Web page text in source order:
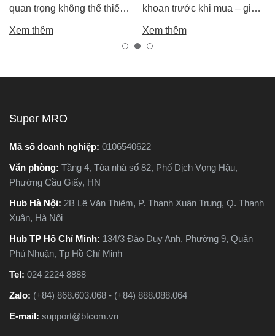
quan trọng không thể thiếu
nhiên, trên thị trường hiện
nay có hai dòng phổ biến là
bài viết này, Super MRO sẽ
giúp bạn hiểu rõ sự khác
điểm và tư vấn chọn lựa
loại máy phù hợp nhất với
nhu cầu sử dụng thực tế.
Xem thêm
khoan trước khi mua – giúp
tốt, bền, hoạt động ổn định,
tránh hàng giả, hàng kém
Xem thêm
Super MRO
Mã số doanh nghiệp: 0106540622
Văn phòng: Tầng 4, Tòa nhà số 82, Phố Dịch Vọng Hậu,
Phường Cầu Giấy, HN
Hub Hà Nội: 2B Lê Văn Thiêm, P. Thanh Xuân Trung, Q. Thanh
Xuân, Hà Nội
Hub TP Hồ Chí Minh: 134/3 Đào Duy Anh, Phường 9, Quận
Phú Nhuận, Tp Hồ Chí Minh
Tel: 024 2224 8888
Zalo: (+84) 868.603.068 - (+84) 888.088.064
E-mail: support@btcom.vn